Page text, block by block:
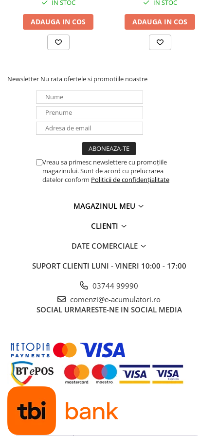
Acumulatori
Statii de incarcare EV
Pompe de caldura
IN STOC
ADAUGA IN COS
IN STOC
ADAUGA IN COS
Newsletter Nu rata ofertele si promotiile noastre
Vreau sa primesc newslettere cu promoțiile
magazinului. Sunt de acord cu prelucrarea
datelor conform Politicii de confidențialitate
MAGAZINUL MEU
CLIENTI
DATE COMERCIALE
SUPORT CLIENTI LUNI - VINERI 10:00 - 17:00
03744 99990
comenzi@e-acumulatori.ro
SOCIAL URMARESTE-NE IN SOCIAL MEDIA